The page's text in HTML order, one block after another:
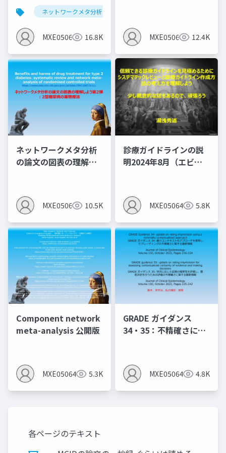
よう第1弾：サルコペニ
アと運動のNMA
ネットワークメタ分析
MXE05064 16.8K MXE05064 12.4K
ネットワークメタ分析
の論文の図表の理解し
MXE05064 10.5K
診療ガイドラインの説
明2024年8月（エビデ
とMindsの間違いあ
り）
MXE05064 5.8K
Component network
meta-analysis 公開版
MXE05064 5.3K
GRADE ガイダンス
34・35：不精確さにの
は以下のnoteに記載し
たので、いずれ削除予
定）
MXE05064 4.8K
各ページのテキスト